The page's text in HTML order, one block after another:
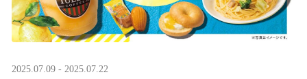
2025.07.09 - 2025.07.22